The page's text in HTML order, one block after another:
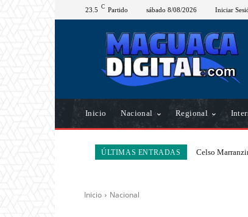
23.5 C Partido sábado 8/08/2026 Iniciar
Inicio Nacional Regional
ÚLTIMAS ENTRADAS Celso
Inicio Nacional